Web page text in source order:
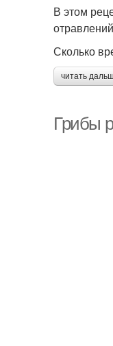
В этом
Сколько
читать
Грибы